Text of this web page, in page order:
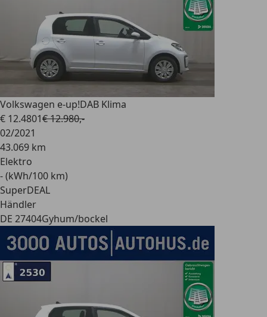
Volkswagen e-up!DAB Klima
€ 12.4801€ 12.980,-
02/2021
43.069 km
Elektro
- (kWh/100 km)
SuperDEAL
Händler
DE 27404Gyhum/bockel